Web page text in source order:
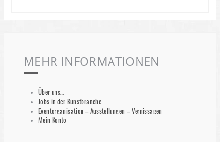
MEHR INFORMATIONEN
Über uns…
Jobs in der Kunstbranche
Eventorganisation – Ausstellungen – Vernissagen
Mein Konto